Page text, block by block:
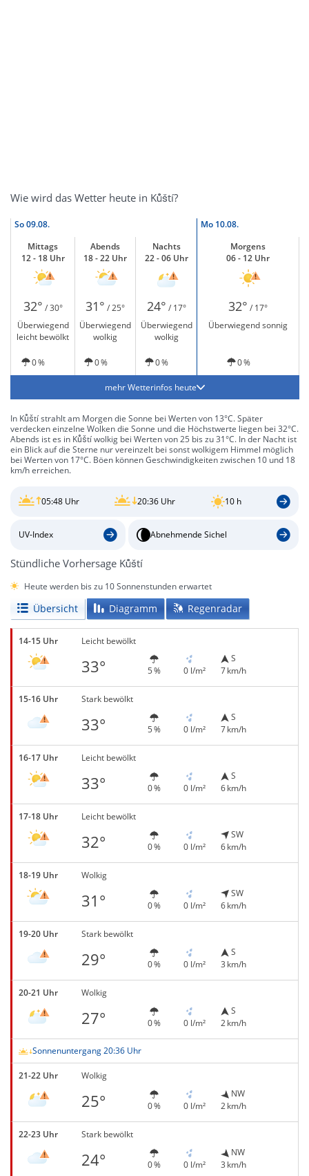
Wie wird das Wetter heute in Kůští?
So09.08. Mo 10.08.
Mittags
12 - 18 Uhr
Abends
18 - 22 Uhr
Nachts
22 - 06 Uhr
Morgens
06 - 12 Uhr
32° / 30° 31° / 25° 24° / 17° 32° / 17°
Überwiegend
leicht bewölkt
Überwiegend
wolkig
Überwiegend
wolkig
Überwiegend sonnig
0 % 0 % 0 % 0 %
mehr Wetterinfos heute
In Kůští strahlt am Morgen die Sonne bei Werten von 13°C. Später
verdecken einzelne Wolken die Sonne und die Höchstwerte liegen bei 32°C.
Abends ist es in Kůští wolkig bei Werten von 25 bis zu 31°C. In der Nacht ist
ein Blick auf die Sterne nur vereinzelt bei sonst wolkigem Himmel möglich
bei Werten von 17°C. Böen können Geschwindigkeiten zwischen 10 und 18
km/h erreichen.
05:48 Uhr 20:36 Uhr 10 h
UV-Index Abnehmende Sichel
Stündliche Vorhersage Kůští
Heute werden bis zu 10 Sonnenstunden erwartet
Übersicht Diagramm Regenradar
14-15 Uhr Leicht bewölkt
33° 5 % 0 l/m²
S
7 km/h
15-16 Uhr Stark bewölkt
33° 5 % 0 l/m²
S
7 km/h
16-17 Uhr Leicht bewölkt
33° 0 % 0 l/m²
S
6 km/h
17-18 Uhr Leicht bewölkt
32° 0 % 0 l/m²
SW
6 km/h
18-19 Uhr Wolkig
31° 0 % 0 l/m²
SW
6 km/h
19-20 Uhr Stark bewölkt
29° 0 % 0 l/m²
S
3 km/h
20-21 Uhr Wolkig
27° 0 % 0 l/m²
S
2 km/h
Sonnenuntergang 20:36 Uhr
21-22 Uhr Wolkig
25° 0 % 0 l/m²
NW
2 km/h
22-23 Uhr Stark bewölkt
24° 0 % 0 l/m²
NW
3 km/h